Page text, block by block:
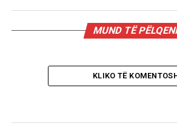
MUND TË
KLIKO TË